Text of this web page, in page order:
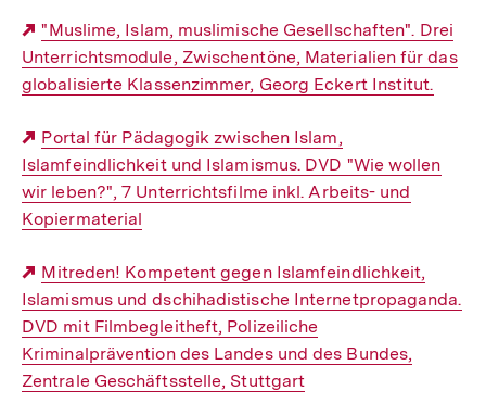
Externer
Link:
"Muslime, Islam, muslimische Gesellschaften". Drei
Unterrichtsmodule, Zwischentöne, Materialien für das
globalisierte Klassenzimmer, Georg Eckert Institut.
Externer
Link:
Portal für Pädagogik zwischen Islam,
Islamfeindlichkeit und Islamismus. DVD "Wie wollen
wir leben?", 7 Unterrichtsfilme inkl. Arbeits- und
Kopiermaterial
Externer
Link:
Mitreden! Kompetent gegen Islamfeindlichkeit,
Islamismus und dschihadistische Internetpropaganda.
DVD mit Filmbegleitheft, Polizeiliche
Kriminalprävention des Landes und des Bundes,
Zentrale Geschäftsstelle, Stuttgart